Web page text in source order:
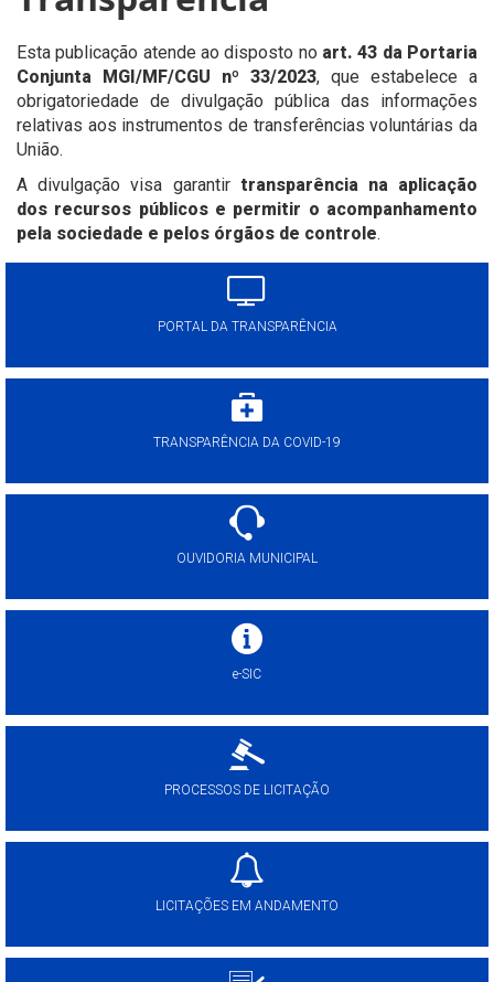
Esta publicação atende ao disposto no art. 43 da Portaria
Conjunta MGI/MF/CGU nº 33/2023, que estabelece a
obrigatoriedade de divulgação pública das informações
relativas aos instrumentos de transferências voluntárias da
União.
A divulgação visa garantir transparência na aplicação
dos recursos públicos e permitir o acompanhamento
pela sociedade e pelos órgãos de controle.
PORTAL DA TRANSPARÊNCIA
TRANSPARÊNCIA DA COVID-19
OUVIDORIA MUNICIPAL
e-SIC
PROCESSOS DE LICITAÇÃO
LICITAÇÕES EM ANDAMENTO